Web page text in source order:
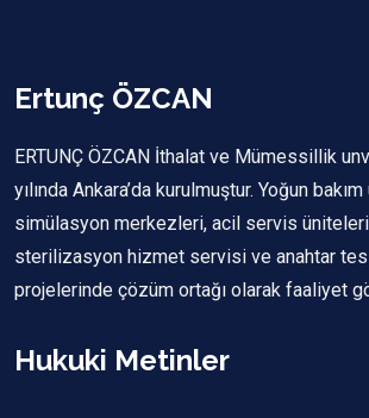
Ertunç ÖZCAN
ERTUNÇ ÖZCAN İthalat ve Mümessillik
yılında Ankara’da kurulmuştur. Yoğun
simülasyon merkezleri, acil servis
sterilizasyon hizmet servisi ve anahtar
projelerinde çözüm ortağı olarak faaliyet
Hukuki Metinler